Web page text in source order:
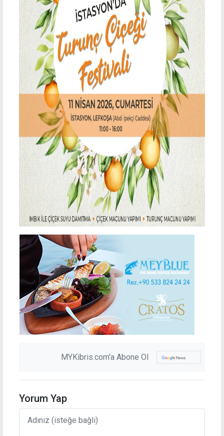
MYKibris.com'a Abone Ol
Yorum Yap